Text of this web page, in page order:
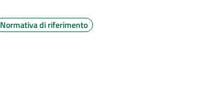
Normativa di riferimento